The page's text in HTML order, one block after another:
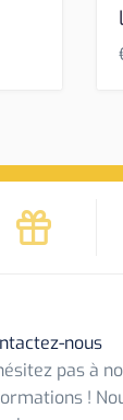
nous
pas à
!